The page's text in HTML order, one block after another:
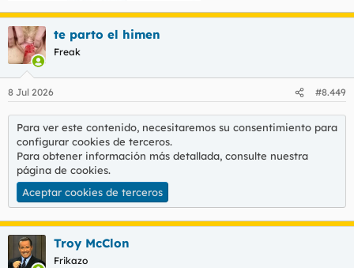
te parto el himen
Freak
8 Jul 2026 #8.449
Para ver este contenido, necesitaremos su consentimiento para
configurar cookies de terceros.
Para obtener información más detallada, consulte nuestra
página de cookies.
Aceptar cookies de terceros
Troy McClon
Frikazo